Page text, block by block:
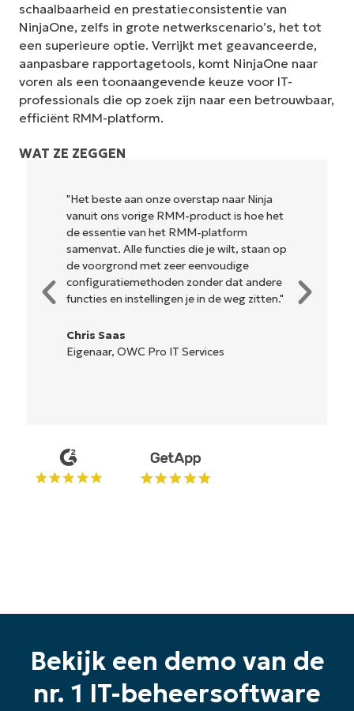
schaalbaarheid en prestatieconsistentie van
NinjaOne, zelfs in grote netwerkscenario’s, het tot
een superieure optie. Verrijkt met geavanceerde,
aanpasbare rapportagetools, komt NinjaOne naar
voren als een toonaangevende keuze voor IT-
professionals die op zoek zijn naar een betrouwbaar,
efficiënt RMM-platform.
WAT ZE ZEGGEN
andere
zitten."
"NinjaOne is ongelofelijk
en combineert een vloeiende interface
krachtige back-end functies. Er is geen
ingewikkelde installatie of moeilijk te
beheren interface. Alle opties en
hulpmiddelen zijn duidelijk gelabeld,
gemakkelijk te begrijpen en de interface
Ryan Reiffenberger
Bekijk een demo van de
nr. 1 IT-beheersoftware